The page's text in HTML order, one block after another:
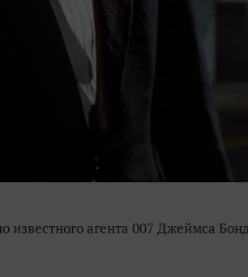
известного агента 007 Джеймса